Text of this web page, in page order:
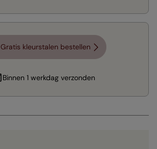
Gratis kleurstalen bestellen
Binnen 1 werkdag verzonden